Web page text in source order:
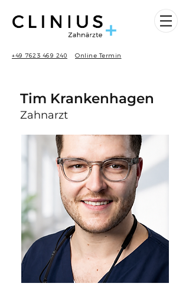
+49 7623 469 240 Online Termin
Tim Krankenhagen
Zahnarzt